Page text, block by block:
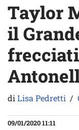
Taylor
il
diLisa Pedretti
09/01/2020 11:11